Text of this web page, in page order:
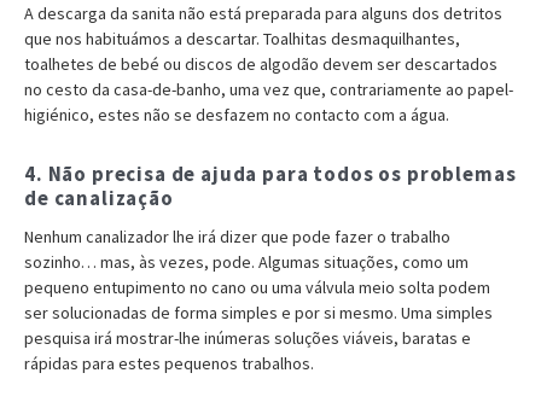
A descarga da sanita não está preparada para alguns dos detritos
que nos habituámos a descartar. Toalhitas desmaquilhantes,
toalhetes de bebé ou discos de algodão devem ser descartados
no cesto da casa-de-banho, uma vez que, contrariamente ao papel-
higiénico, estes não se desfazem no contacto com a água.
4. Não precisa de ajuda para todos os problemas
de canalização
Nenhum canalizador lhe irá dizer que pode fazer o trabalho
sozinho… mas, às vezes, pode. Algumas situações, como um
pequeno entupimento no cano ou uma válvula meio solta podem
ser solucionadas de forma simples e por si mesmo. Uma simples
pesquisa irá mostrar-lhe inúmeras soluções viáveis, baratas e
rápidas para estes pequenos trabalhos.